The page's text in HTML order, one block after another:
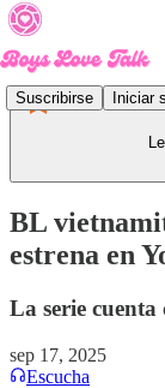
Suscribirse Iniciar
BL
estrena en
La serie cuenta
sep 17, 2025
Escucha